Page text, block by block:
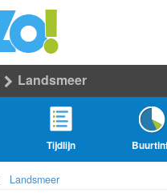
Landsmeer
Tijdlijn
Landsmeer